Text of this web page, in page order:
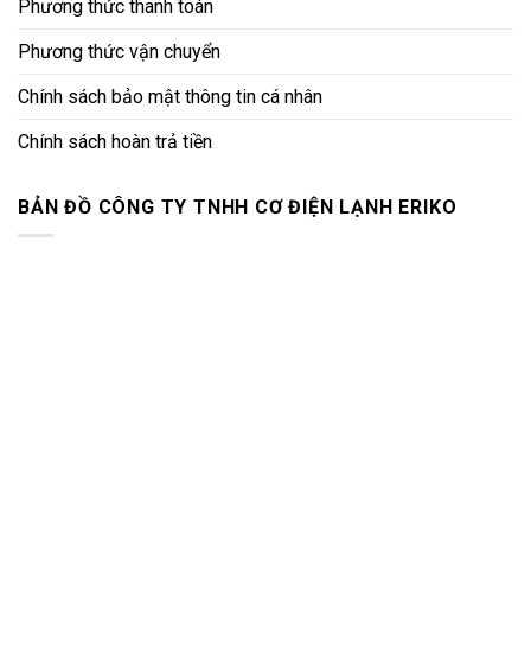
Phương thức thanh toán
Phương thức vận chuyển
Chính sách bảo mật thông tin cá nhân
Chính sách hoàn trả tiền
BẢN ĐỒ CÔNG TY TNHH CƠ ĐIỆN LẠNH ERIKO